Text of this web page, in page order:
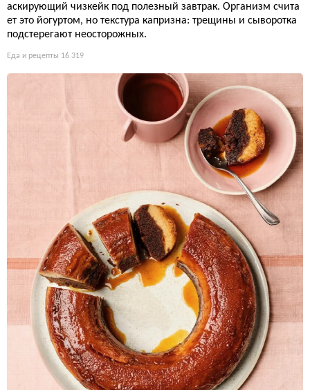
аскирующий чизкейк под полезный завтрак. Организм счита
ет это йогуртом, но текстура капризна: трещины и сыворотка
подстерегают неосторожных.
Еда и рецепты 16 319